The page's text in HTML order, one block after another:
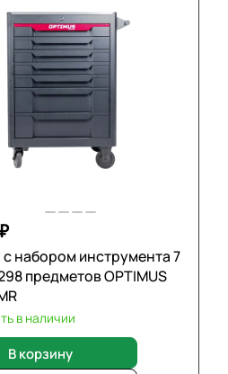
с набором инструмента 7
предметов OPTIMUS
в наличии
В корзину